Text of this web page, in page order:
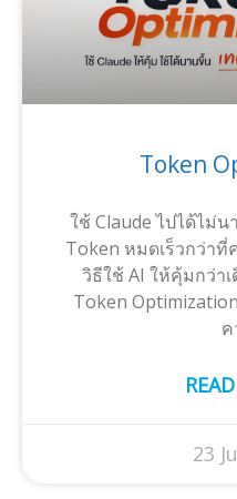
Token
ใช้ Claude ไปได้ไม่
Token หมดเร็วกว่าที่
วิธีใช้ AI ให้คุ้มกว่า
Token
ค
23